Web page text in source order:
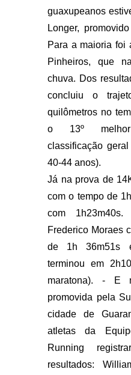
guaxupeanos
Longer,
Para a maioria foi
Pinheiros, que
chuva. Dos
concluiu o
quilômetros no
o 13º
classificação
40-44 anos).
Já na prova de
com o tempo de
com
Frederico Moraes
de 1h 36m51s
terminou em
maratona). - E
promovida pela
cidade de
atletas da
Running
resultados: